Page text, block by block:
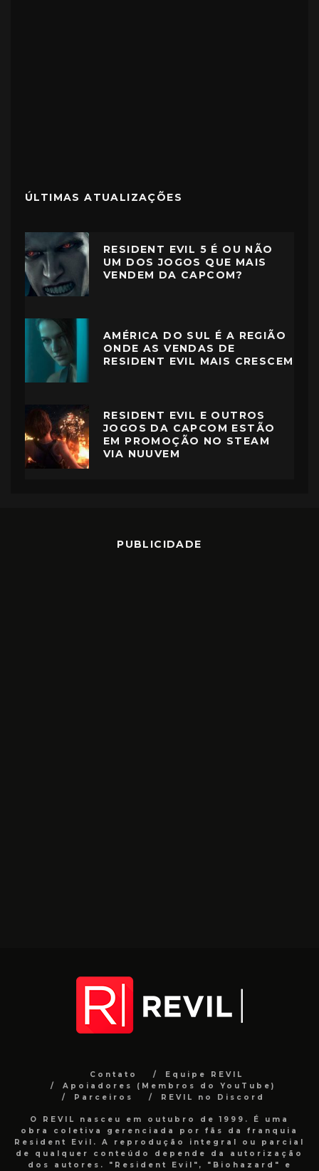
ÚLTIMAS ATUALIZAÇÕES
RESIDENT EVIL 5 É OU NÃO
UM DOS JOGOS QUE MAIS
VENDEM DA CAPCOM?
AMÉRICA DO SUL É A REGIÃO
ONDE AS VENDAS DE
RESIDENT EVIL MAIS CRESCEM
RESIDENT EVIL E OUTROS
JOGOS DA CAPCOM ESTÃO
EM PROMOÇÃO NO STEAM
VIA NUUVEM
PUBLICIDADE
Contato
Equipe REVIL
Apoiadores (Membros do YouTube)
Parceiros
REVIL no Discord
O REVIL nasceu em outubro de 1999. É uma
obra coletiva gerenciada por fãs da franquia
Resident Evil. A reprodução integral ou parcial
de qualquer conteúdo depende da autorização
dos autores. "Resident Evil", "Biohazard" e